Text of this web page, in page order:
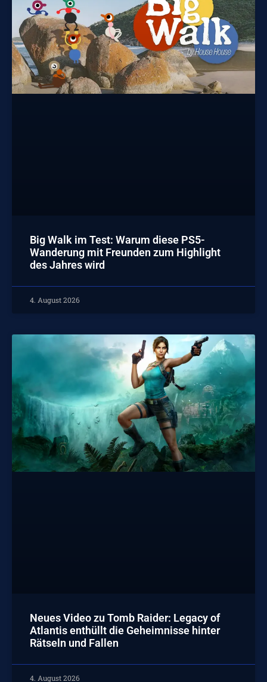
Big Walk im Test: Warum diese PS5-
Wanderung mit Freunden zum Highlight
des Jahres wird
4. August 2026
Neues Video zu Tomb Raider: Legacy of
Atlantis enthüllt die Geheimnisse hinter
Rätseln und Fallen
4. August 2026